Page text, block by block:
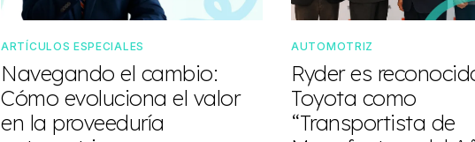
ARTÍCULOS ESPECIALES
Navegando el cambio:
Cómo evoluciona el valor
en la proveeduría
AUTOMOTRIZ
Ryder es
Toyota como
“Transportista de